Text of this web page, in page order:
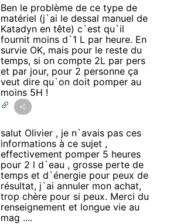
Ben le problème de ce type de
matériel (j`ai le dessal manuel de
Katadyn en tête) c`est qu`il
fournit moins d`1 L par heure. En
survie OK, mais pour le reste du
temps, si on compte 2L par pers
et par jour, pour 2 personne ça
veut dire qu`on doit pomper au
moins 5H !
salut Olivier , je n`avais pas ces
informations à ce sujet ,
effectivement pomper 5 heures
pour 2 l d`eau , grosse perte de
temps et d`énergie pour peux de
résultat, j`ai annuler mon achat,
trop chère pour si peux. Merci du
renseignement et longue vie au
mag ....